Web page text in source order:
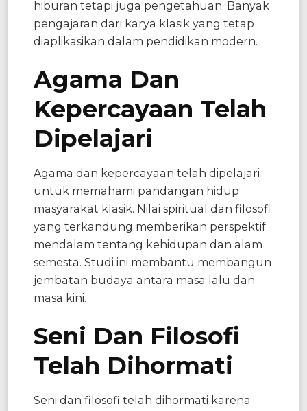
hiburan tetapi juga pengetahuan. Banyak
pengajaran dari karya klasik yang tetap
diaplikasikan dalam pendidikan modern.
Agama Dan
Kepercayaan Telah
Dipelajari
Agama dan kepercayaan telah dipelajari
untuk memahami pandangan hidup
masyarakat klasik. Nilai spiritual dan filosofi
yang terkandung memberikan perspektif
mendalam tentang kehidupan dan alam
semesta. Studi ini membantu membangun
jembatan budaya antara masa lalu dan
masa kini.
Seni Dan Filosofi
Telah Dihormati
Seni dan filosofi telah dihormati karena